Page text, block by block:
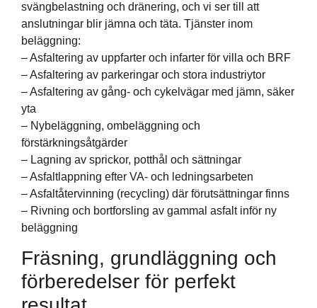
svängbelastning och dränering, och vi ser till att
anslutningar blir jämna och täta. Tjänster inom
beläggning:
– Asfaltering av uppfarter och infarter för villa och BRF
– Asfaltering av parkeringar och stora industriytor
– Asfaltering av gång- och cykelvägar med jämn, säker
yta
– Nybeläggning, ombeläggning och
förstärkningsåtgärder
– Lagning av sprickor, potthål och sättningar
– Asfaltlappning efter VA- och ledningsarbeten
– Asfaltåtervinning (recycling) där förutsättningar finns
– Rivning och bortforsling av gammal asfalt inför ny
beläggning
Fräsning, grundläggning och
förberedelser för perfekt